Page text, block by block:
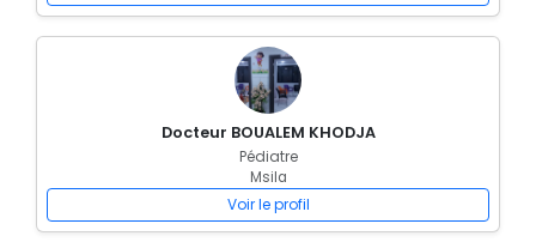
Docteur BOUALEM KHODJA
Pédiatre
Msila
Voir le profil